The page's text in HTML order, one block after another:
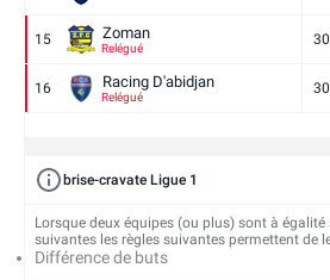
15 Zoman
Relégué
30
16 Racing D'abidjan
Relégué
30
brise-cravate Ligue 1
Lorsque deux équipes (ou plus) sont à égalité
suivantes les règles suivantes permettent de
Différence de buts